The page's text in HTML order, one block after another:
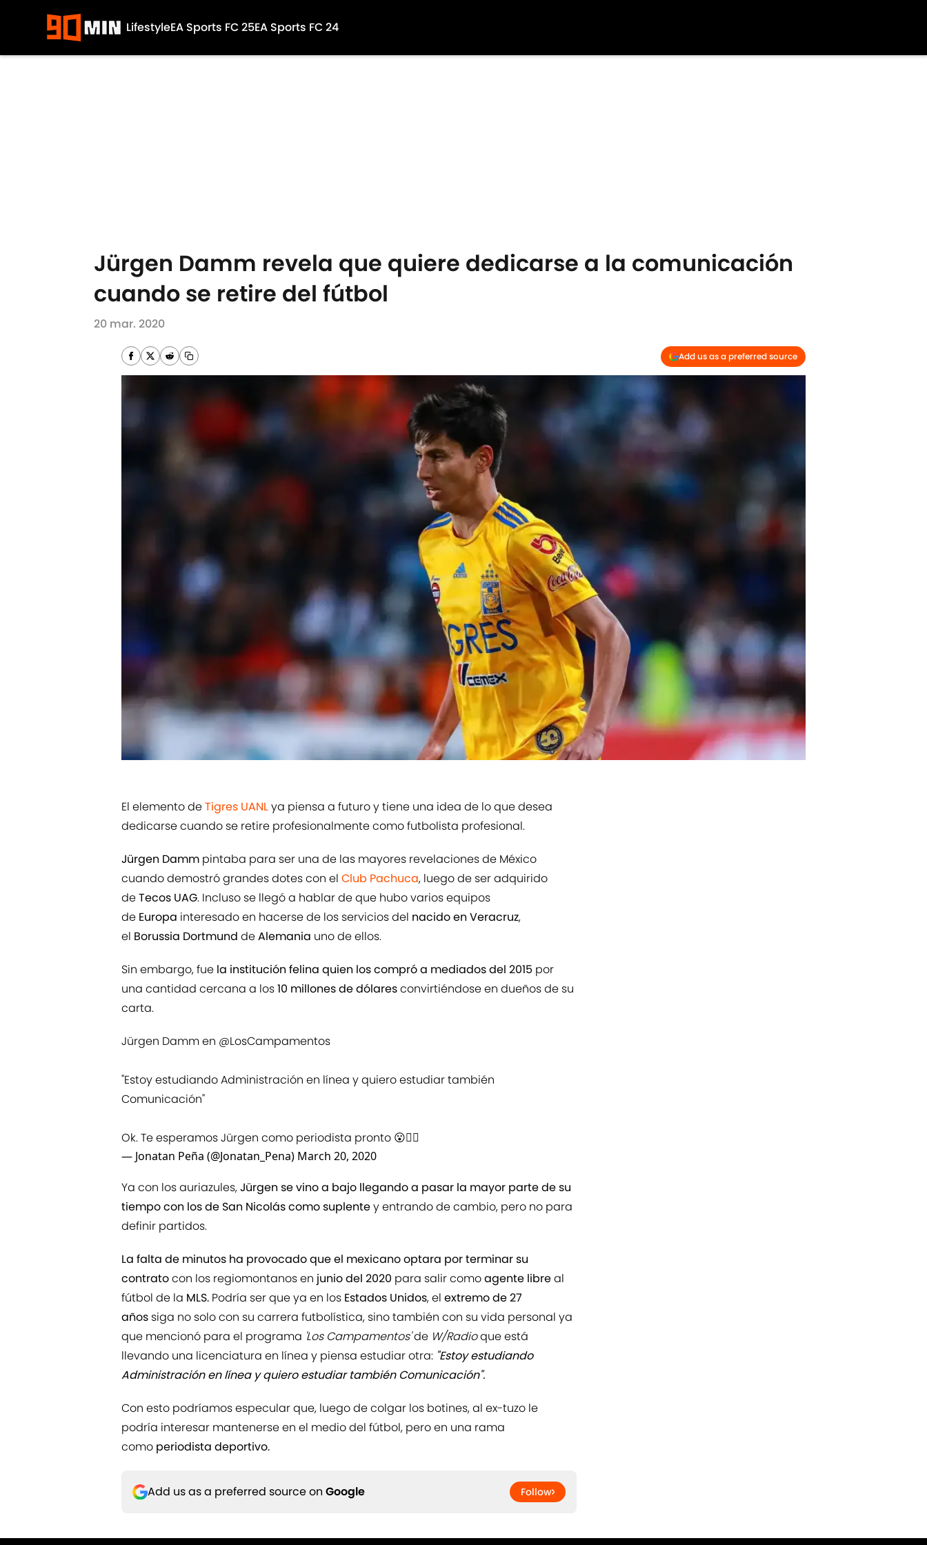
LifestyleEA Sports FC 25EA Sports FC 24
Jürgen Damm revela que quiere dedicarse a la comunicación
cuando se retire del fútbol
20 mar. 2020
Add us as a preferred source
El elemento deTigres UANLya piensa a futuro y tiene una idea de lo que desea
dedicarse cuando se retire profesionalmente como​ futbolista profesional.
Jürgen Damm pintaba para ser una de las mayores revelaciones de México
cuando demostró grandes dotes con el Club Pachuca, luego de ser adquirido
deTecos UAG. Incluso se llegó a hablar de que hubo varios equipos
de Europa interesado en hacerse de los servicios del nacido en Veracruz,
el Borussia Dortmund deAlemania uno de ellos.
Sin embargo, fue la institución felina quien los compró a mediados del 2015 por
una cantidad cercana a los10 millones de dólaresconvirtiéndose en dueños de su
carta.
Jürgen Damm en @LosCampamentos
"Estoy estudiando Administración en línea y quiero estudiar también
Comunicación"
Ok. Te esperamos Jürgen como periodista pronto 😮👍🏼
— Jonatan Peña (@Jonatan_Pena) March 20, 2020
Ya con los auriazules,Jürgen se vino a bajo llegando a pasar la mayor parte de su
tiempo con los de San Nicolás como suplentey entrando de cambio, pero no para
definir partidos.
La falta de minutos ha provocado que el mexicano optara por terminar su
contratocon los regiomontanos en junio del 2020 para salir comoagente libreal
fútbol de la MLS. Podría ser que ya en los Estados Unidos, el extremo de 27
años siga no solo con su carrera futbolística, sino también con su vida personal ya
que mencionó para el programa 'Los Campamentos'de W/Radioque está
llevando una licenciatura en línea y piensa estudiar otra: "Estoy estudiando
Administración en línea y quiero estudiar también Comunicación".
Con esto podríamos especular que, luego de colgar los botines, al ex-tuzo le
podría interesar mantenerse en el medio del fútbol, pero en una rama
como periodista deportivo.
Add us as a preferred source on Google Follow